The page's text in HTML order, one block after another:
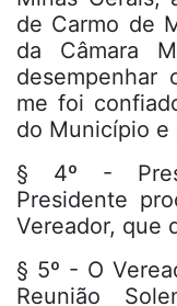
de Carmo de
da Câmara
desempenhar
me foi
do Município
§ 4º -
Presidente
Vereador, que
§ 5º - O
Reunião